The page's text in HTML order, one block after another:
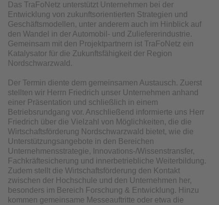
Das TraFoNetz unterstützt Unternehmen bei der
Entwicklung von zukunftsorientierten Strategien und
Geschäftsmodellen, unter anderem auch im Hinblick auf
den Wandel in der Automobil- und Zuliefererindustrie.
Gemeinsam mit den Projektpartnern ist TraFoNetz ein
Katalysator für die Zukunftsfähigkeit der Region
Nordschwarzwald.
Der Termin diente dem gemeinsamen Austausch. Zuerst
stellten wir Herrn Friedrich unser Unternehmen anhand
einer Präsentation und schließlich in einem
Betriebsrundgang vor. Anschließend informierte uns Herr
Friedrich über die Vielzahl von Möglichkeiten, die die
Wirtschaftsförderung Nordschwarzwald bietet, wie die
Unterstützungsangebote in den Bereichen
Unternehmensstrategie, Innovations-/Wissenstransfer,
Fachkräftesicherung und innerbetriebliche Weiterbildung.
Zudem stellt die Wirtschaftsförderung den Kontakt
zwischen der Hochschule und den Unternehmen her,
besonders im Bereich Forschung & Entwicklung. Hinzu
kommen gemeinsame Messeauftritte oder etwa die